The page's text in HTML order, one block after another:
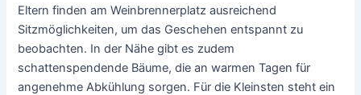
Eltern finden am Weinbrennerplatz ausreichend
Sitzmöglichkeiten, um das Geschehen entspannt zu
beobachten. In der Nähe gibt es zudem
schattenspendende Bäume, die an warmen Tagen für
angenehme Abkühlung sorgen. Für die Kleinsten steht ein